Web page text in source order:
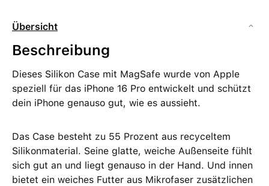
Übersicht
Beschreibung
Dieses Silikon Case mit MagSafe wurde von Apple
speziell für das iPhone 16 Pro entwickelt und schützt
dein iPhone genauso gut, wie es aussieht.
Das Case besteht zu 55 Prozent aus recyceltem
Silikon­material. Seine glatte, weiche Außenseite fühlt
sich gut an und liegt genauso in der Hand. Und innen
bietet ein weiches Futter aus Mikrofaser zusätzlichen